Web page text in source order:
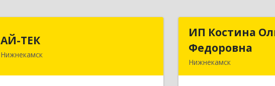
АЙ-ТЕК
Нижнекамск
ИП Костина
Федоровна
Нижнекамск
ИП